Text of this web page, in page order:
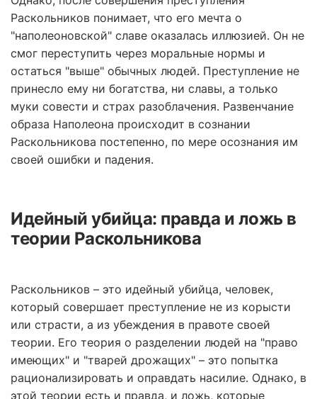
Раскольников понимает, что его мечта о
"наполеоновской" славе оказалась иллюзией. Он не
смог переступить через моральные нормы и
остаться "выше" обычных людей. Преступление не
принесло ему ни богатства, ни славы, а только
муки совести и страх разоблачения. Развенчание
образа Наполеона происходит в сознании
Раскольникова постепенно, по мере осознания им
своей ошибки и падения.
Идейный убийца: правда и ложь в
теории Раскольникова
Раскольников – это идейный убийца, человек,
который совершает преступление не из корысти
или страсти, а из убеждения в правоте своей
теории. Его теория о разделении людей на "право
имеющих" и "тварей дрожащих" – это попытка
рационализировать и оправдать насилие. Однако, в
этой теории есть и правда, и ложь, которые